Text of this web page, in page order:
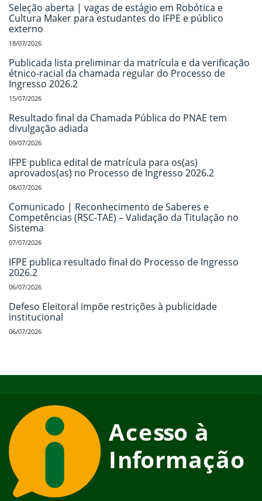
Seleção aberta | vagas de estágio em Robótica e
Cultura Maker para estudantes do IFPE e público
externo
18/07/2026
Publicada lista preliminar da matrícula e da verificação
étnico-racial da chamada regular do Processo de
Ingresso 2026.2
15/07/2026
Resultado final da Chamada Pública do PNAE tem
divulgação adiada
09/07/2026
IFPE publica edital de matrícula para os(as)
aprovados(as) no Processo de Ingresso 2026.2
08/07/2026
Comunicado | Reconhecimento de Saberes e
Competências (RSC-TAE) – Validação da Titulação no
Sistema
07/07/2026
IFPE publica resultado final do Processo de Ingresso
2026.2
06/07/2026
Defeso Eleitoral impõe restrições à publicidade
institucional
06/07/2026